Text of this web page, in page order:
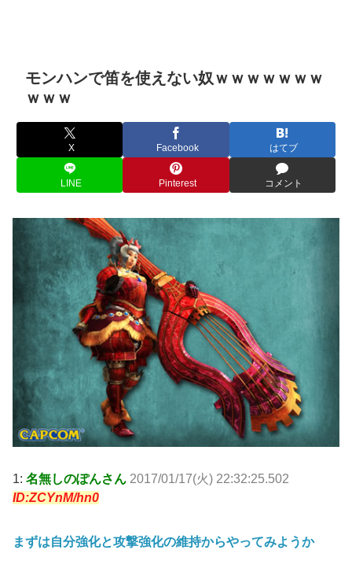
モンハンで笛を使えない奴ｗｗｗｗｗｗｗ
ｗｗｗ
X Facebook はてブ
LINE Pinterest コメント
1: 名無しのぽんさん 2017/01/17(火) 22:32:25.502
ID:ZCYnM/hn0
まずは自分強化と攻撃強化の維持からやってみようか